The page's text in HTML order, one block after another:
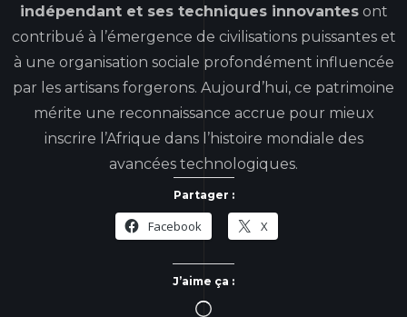
indépendant et ses techniques innovantesont
contribué à l’émergence de civilisations puissantes et
à une organisation sociale profondément influencée
par les artisans forgerons. Aujourd’hui, ce patrimoine
mérite une reconnaissance accrue pour mieux
inscrire l’Afrique dans l’histoire mondiale des
avancées technologiques.
Partager :
Facebook X
J’aime ça :